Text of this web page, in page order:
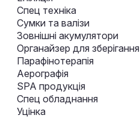
Спец техніка
Сумки та валізи
Зовнішні акумулятори
Органайзер для зберігання
Парафінотерапія
Аерографія
SPA продукція
Спец обладнання
Уцінка